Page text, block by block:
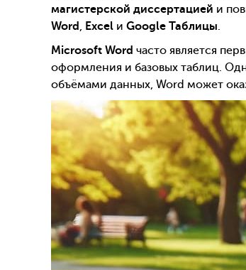
магистерской диссертацией и
Word , Excel и Google Таблицы.
Microsoft Word часто является
оформления и базовых таблиц.
объёмами данных, Word может